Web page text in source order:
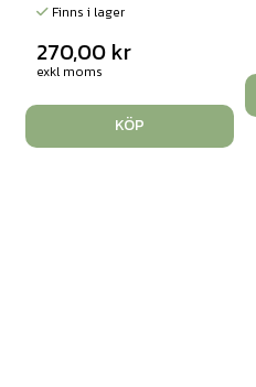
Finns i lager
270,00 kr
exkl moms
KÖP